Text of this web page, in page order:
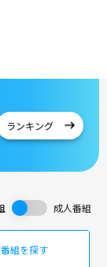
ランキング
成人番組
組を探す